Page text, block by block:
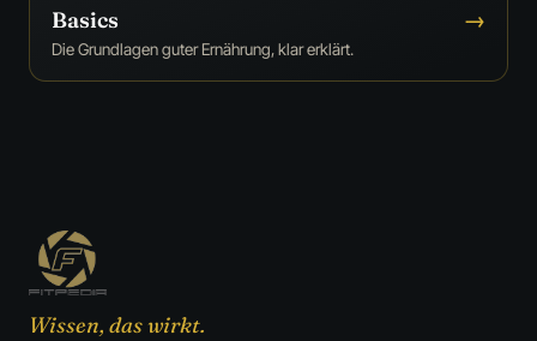
Basics →
Die Grundlagen guter Ernährung, klar erklärt.
Wissen, das wirkt.